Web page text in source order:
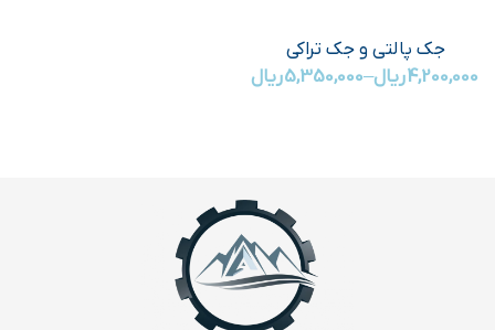
جک پالتی و جک تراکی
4,200,000ریال–
5,350,000ریال